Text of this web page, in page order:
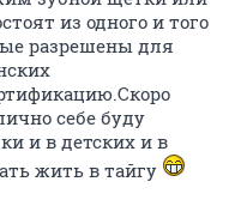
из одного и того
разрешены для
себе буду
и в детских и в
жить в тайгу